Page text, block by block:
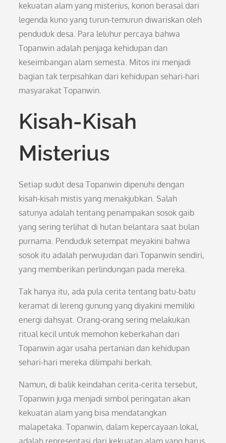
kekuatan alam yang misterius, konon berasal dari
legenda kuno yang turun-temurun diwariskan oleh
penduduk desa. Para leluhur percaya bahwa
Topanwin adalah penjaga kehidupan dan
keseimbangan alam semesta. Mitos ini menjadi
bagian tak terpisahkan dari kehidupan sehari-hari
masyarakat Topanwin.
Kisah-Kisah
Misterius
Setiap sudut desa Topanwin dipenuhi dengan
kisah-kisah mistis yang menakjubkan. Salah
satunya adalah tentang penampakan sosok gaib
yang sering terlihat di hutan belantara saat bulan
purnama. Penduduk setempat meyakini bahwa
sosok itu adalah perwujudan dari Topanwin sendiri,
yang memberikan perlindungan pada mereka.
Tak hanya itu, ada pula cerita tentang batu-batu
keramat di lereng gunung yang diyakini memiliki
energi dahsyat. Orang-orang sering melakukan
ritual kecil untuk memohon keberkahan dari
Topanwin agar usaha pertanian dan kehidupan
sehari-hari mereka dilimpahi berkah.
Namun, di balik keindahan cerita-cerita tersebut,
Topanwin juga menjadi simbol peringatan akan
kekuatan alam yang bisa mendatangkan
malapetaka. Topanwin, dalam kepercayaan lokal,
adalah representasi dari kekuatan alam yang harus